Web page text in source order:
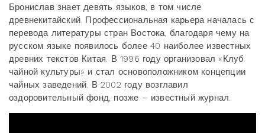
Бронислав знает девять языков, в том числе
древнекитайский. Профессиональная карьера началась с
перевода литературы стран Востока, благодаря чему на
русском языке появилось более 40 наиболее известных
древних текстов Китая. В 1996 году организовал «Клуб
чайной культуры» и стал основоположником концепции
чайных заведений. В 2002 году возглавил
оздоровительный фонд, позже – известный журнал.